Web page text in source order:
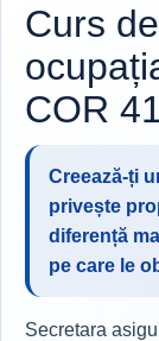
Curs
COR
Creează-ți
privește
diferență
pe care le
Secretara